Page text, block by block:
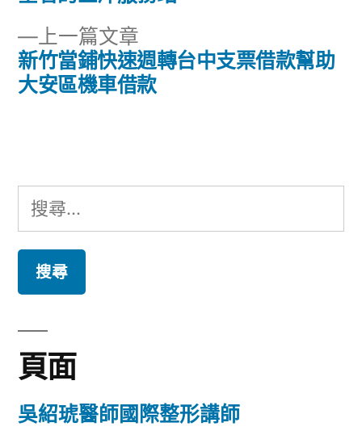
導
覽
上一篇文章
一
篇
新竹當鋪快速週轉台中支票借款幫助
大安區機車借款
搜
尋
鍵
字:
頁面
吳紹琥醫師國際整形講師